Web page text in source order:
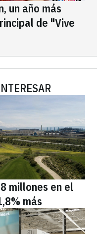
un año más
de "Vive
millones en el
más